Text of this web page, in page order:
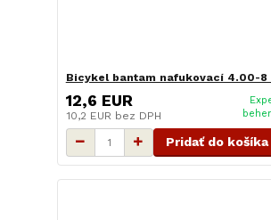
Bicykel bantam nafukovací 4.00-8
12,6 EUR
10,2 EUR bez DPH
Pridať do košíka